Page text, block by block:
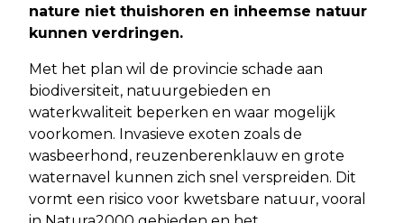
nature niet thuishoren en inheemse natuur
kunnen verdringen.
Met het plan wil de provincie schade aan
biodiversiteit, natuurgebieden en
waterkwaliteit beperken en waar mogelijk
voorkomen. Invasieve exoten zoals de
wasbeerhond, reuzenberenklauw en grote
waternavel kunnen zich snel verspreiden. Dit
vormt een risico voor kwetsbare natuur, vooral